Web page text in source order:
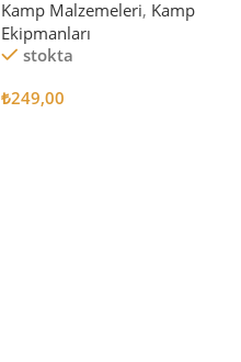
Kamp Malzemeleri, Kamp
Ekipmanları
stokta
₺249,00